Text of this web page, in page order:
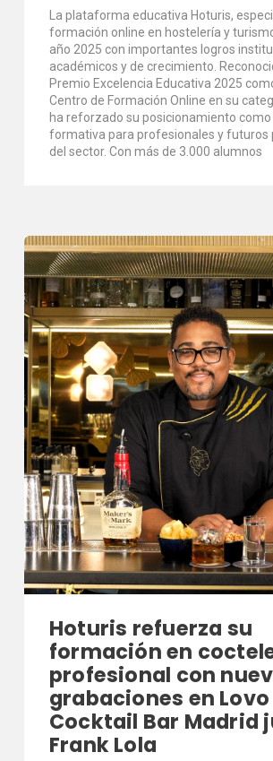
La plataforma educativa Hoturis,
formación online en hostelería y
año 2025 con importantes logros
académicos y de crecimiento.
Premio Excelencia Educativa 2025
Centro de Formación Online en su
ha reforzado su posicionamiento
formativa para profesionales y futuros
del sector. Con más de 3.000 alumnos
Hoturis refuerza su
formación en
profesional con
grabaciones en Lovo
Cocktail Bar Madrid
Frank Lola